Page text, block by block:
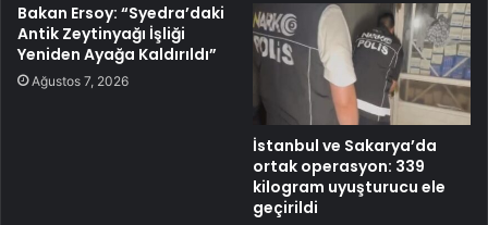
Bakan Ersoy: “Syedra’daki
Antik Zeytinyağı İşliği
Yeniden Ayağa Kaldırıldı”
Ağustos 7, 2026
İstanbul ve Sakarya’da
ortak operasyon: 339
kilogram uyuşturucu ele
geçirildi